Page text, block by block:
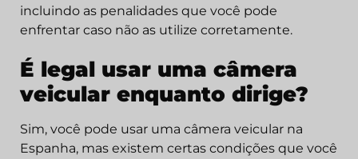
incluindo as penalidades que você pode
enfrentar caso não as utilize corretamente.
É legal usar uma câmera
veicular enquanto dirige?
Sim, você pode usar uma câmera veicular na
Espanha, mas existem certas condições que você